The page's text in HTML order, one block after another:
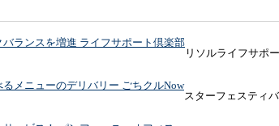
ランスを増進 ライフサポート倶楽部
リソルライフサポ
メニューのデリバリー ごちクルNow
スターフェスティ